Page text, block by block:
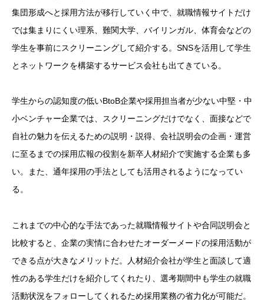
集団形成へと採用方法が移行していく中で、就職情報サイトだけ
では集まりにくい理系、難関大学、バイリンガル、体育会などの
学生を事前にスクリーニングして紹介する。SNSを活用して学生
とネットワークを構築するサービス会社も出てきている。
学生からの認知度の低いBtoB企業や採用担当者が少ない中堅・中
小ベンチャー企業では、スクリーニングだけでなく、面接などで
自社の魅力を伝えるための説明・説得、会社説明会の企画・運営
に至るまでの採用広報の役割を新卒人材紹介で実施する企業も多
い。また、通年採用の手法としても活用されるようになってい
る。
これまでの中心的な手法であった就職情報サイトや合同説明会と
比較すると、企業の実情に合わせたオーダーメードの採用活動が
できる点が大きなメリットだ。人材紹介会社が学生と面談して適
性のある学生だけを紹介してくれたり、選考期間中も学生の就職
活動状況をフォローしてくれるため採用業務の省力化が可能だ。